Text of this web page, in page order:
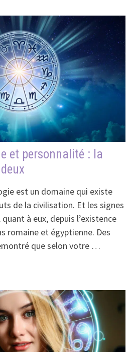
et personnalité : la
est un domaine qui existe
de la civilisation. Et les signes
à eux, depuis l’existence
romaine et égyptienne. Des
que selon votre …